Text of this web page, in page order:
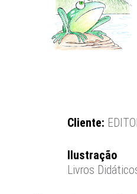
Cliente:
Ilustração
Livros